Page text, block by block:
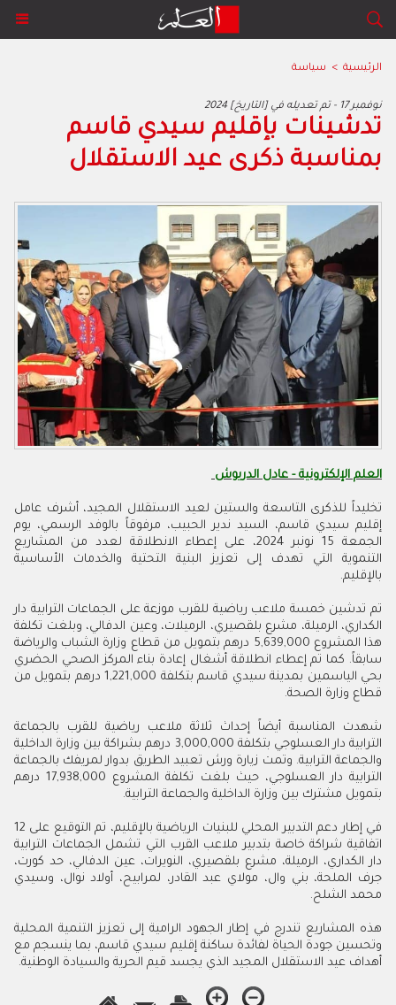
الرئيسية > سياسة
2024 نوفمبر 17 - تم تعديله في [التاريخ]
تدشينات بإقليم سيدي قاسم
بمناسبة ذكرى عيد الاستقلال
العلم الإلكترونية - عادل الدريوش
تخليداً للذكرى التاسعة والستين لعيد الاستقلال المجيد، أشرف عامل
إقليم سيدي قاسم، السيد ندير الحبيب، مرفوقاً بالوفد الرسمي، يوم
الجمعة 15 نونبر 2024، على إعطاء الانطلاقة لعدد من المشاريع
التنموية التي تهدف إلى تعزيز البنية التحتية والخدمات الأساسية
بالإقليم.
تم تدشين خمسة ملاعب رياضية للقرب موزعة على الجماعات الترابية دار
الكداري، الرميلة، مشرع بلقصيري، الرميلات، وعين الدفالي، وبلغت تكلفة
هذا المشروع 5,639,000 درهم بتمويل من قطاع وزارة الشباب والرياضة
سابقاً. كما تم إعطاء انطلاقة أشغال إعادة بناء المركز الصحي الحضري
بحي الياسمين بمدينة سيدي قاسم بتكلفة 1,221,000 درهم بتمويل من
قطاع وزارة الصحة.
شهدت المناسبة أيضاً إحداث ثلاثة ملاعب رياضية للقرب بالجماعة
الترابية دار العسلوجي بتكلفة 3,000,000 درهم بشراكة بين وزارة الداخلية
والجماعة الترابية. وتمت زيارة ورش تعبيد الطريق بدوار لمريفك بالجماعة
الترابية دار العسلوجي، حيث بلغت تكلفة المشروع 17,938,000 درهم
بتمويل مشترك بين وزارة الداخلية والجماعة الترابية.
في إطار دعم التدبير المحلي للبنيات الرياضية بالإقليم، تم التوقيع على 12
اتفاقية شراكة خاصة بتدبير ملاعب القرب التي تشمل الجماعات الترابية
دار الكداري، الرميلة، مشرع بلقصيري، النويرات، عين الدفالي، حد كورت،
جرف الملحة، بني وال، مولاي عبد القادر، لمرابيح، أولاد نوال، وسيدي
محمد الشلح.
هذه المشاريع تندرج في إطار الجهود الرامية إلى تعزيز التنمية المحلية
وتحسين جودة الحياة لفائدة ساكنة إقليم سيدي قاسم، بما ينسجم مع
أهداف عيد الاستقلال المجيد الذي يجسد قيم الحرية والسيادة الوطنية.